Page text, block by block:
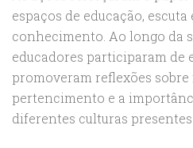
espaços de educação,
conhecimento. Ao longo da
educadores participaram de
promoveram reflexões sobre
pertencimento e a
diferentes culturas presentes